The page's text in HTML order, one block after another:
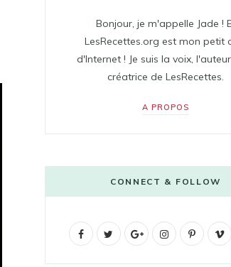
Bonjour, je m'appelle Jade !
LesRecettes.org est mon petit
d'Internet ! Je suis la voix,
créatrice de LesRecettes.
A PROPOS
CONNECT & FOLLOW
F
G
I
P
V